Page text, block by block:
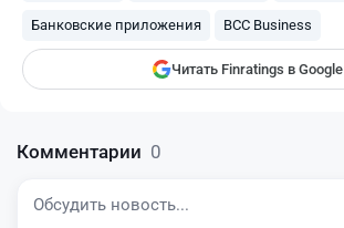
Банковские приложения BCC Business
Читать Finratings в Google
Комментарии 0